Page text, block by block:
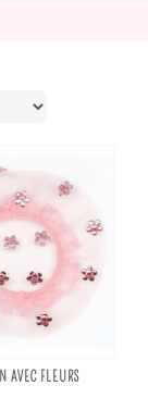
AVEC FLEURS